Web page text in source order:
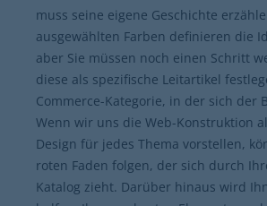
muss seine eigene Geschichte
ausgewählten Farben definieren die
aber Sie müssen noch einen Schritt
diese als spezifische Leitartikel
Commerce-Kategorie, in der sich der
Wenn wir uns die Web-Konstruktion
Design für jedes Thema vorstellen,
roten Faden folgen, der sich durch
Katalog zieht. Darüber hinaus wird